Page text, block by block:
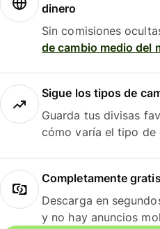
dinero
Sin comisiones
de cambio medio del
Sigue los tipos de
Guarda tus divisas
cómo varía el tipo de
Completamente
Descarga en
y no hay anuncios